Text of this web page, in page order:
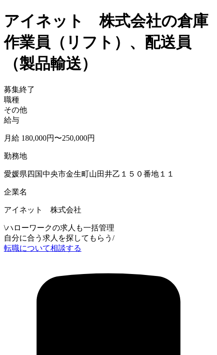
アイネット 株式会社の倉庫
作業員（リフト）、配送員
（製品輸送）
募集終了
職種
その他
給与
月給 180,000円〜250,000円
勤務地
愛媛県四国中央市金生町山田井乙１５０番地１１
企業名
アイネット 株式会社
\ハローワークの求人も一括管理
自分に合う求人を探してもらう /
転職について相談する